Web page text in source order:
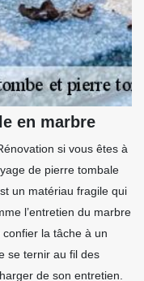
en marbre
si vous êtes à
de pierre tombale
un matériau fragile qui
l’entretien du marbre
la tâche à un
se ternir au fil des
de son entretien.